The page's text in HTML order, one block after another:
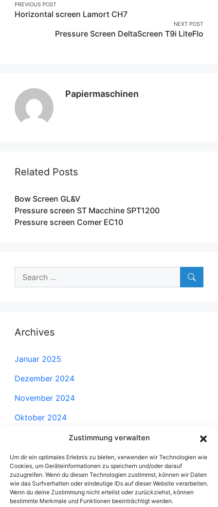
Zustimmung verwalten
Um dir ein optimales Erlebnis zu bieten, verwenden wir Technologien wie
Cookies, um Geräteinformationen zu speichern und/oder darauf
zuzugreifen. Wenn du diesen Technologien zustimmst, können wir Daten
wie das Surfverhalten oder eindeutige IDs auf dieser Website verarbeiten.
Wenn du deine Zustimmung nicht erteilst oder zurückziehst, können
bestimmte Merkmale und Funktionen beeinträchtigt werden.
Post
navigation
PREVIOUS POST
Horizontal screen Lamort CH7
NEXT POST
Pressure Screen DeltaScreen T9i LiteFlo
Papiermaschinen
Related Posts
Bow Screen GL&V
Pressure screen ST Macchine SPT1200
Pressure screen Comer EC10
Search
Archives
Januar 2025
Dezember 2024
November 2024
Oktober 2024
September 2024
August 2024
Juli 2024
Juni 2024